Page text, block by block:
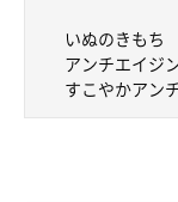
いぬのきもち
アンチエイジ
すこやかアン